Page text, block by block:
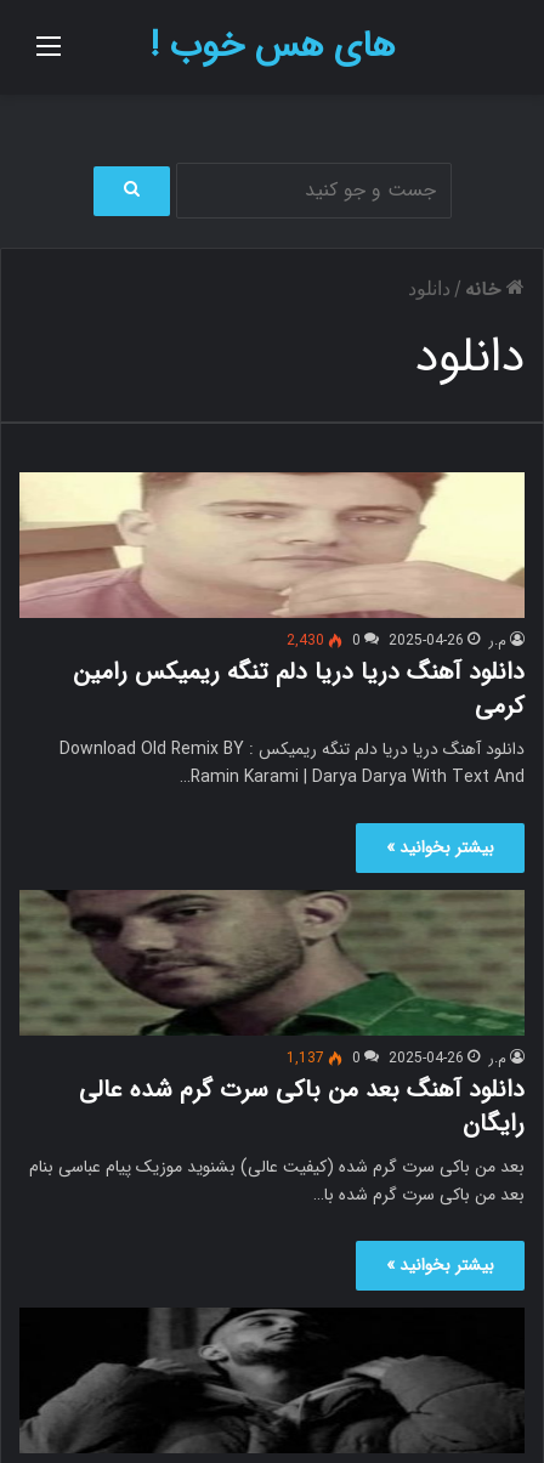
های هس خوب !
ج
ی
خانه / دانلود
دانلود
م.ر 2025-04-26
0
2,430
دانلود آهنگ دریا دریا دلم تنگه ریمیکس رامین
کرمی
دانلود آهنگ دریا دریا دلم تنگه ریمیکس Download Old Remix BY :
Ramin Karami | Darya Darya With Text And…
بیشتر بخوانید »
م.ر 2025-04-26
0
1,137
دانلود آهنگ بعد من باکی سرت گرم شده عالی
رایگان
بعد من باکی سرت گرم شده (کیفیت عالی) بشنوید موزیک پیام عباسی بنام
بعد من باکی سرت گرم شده با…
بیشتر بخوانید »